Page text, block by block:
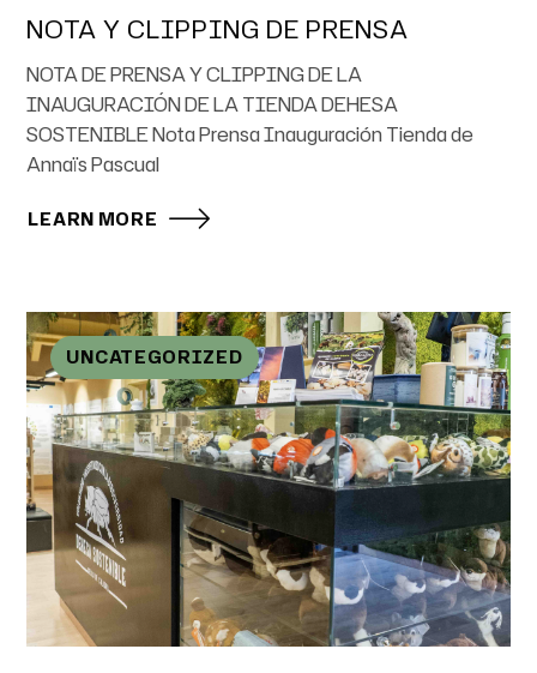
NOTA Y CLIPPING DE PRENSA
NOTA DE PRENSA Y CLIPPING DE LA
INAUGURACIÓN DE LA TIENDA DEHESA
SOSTENIBLE Nota Prensa Inauguración Tienda de
Annaïs Pascual
LEARN MORE
UNCATEGORIZED